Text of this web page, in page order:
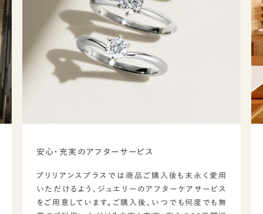
安心・充実のアフターサービス
ブリリアンスプラスでは商品ご購入後も末永く愛用
いただけるよう、ジュエリーのアフターケアサービス
をご用意しています。ご購入後、いつでも何度でも無